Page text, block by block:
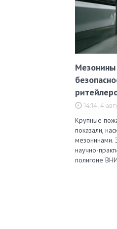
14:14, 4
Крупные
показали,
мезонинами.
научно-
полигоне